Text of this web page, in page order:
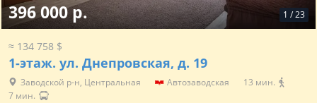
1 /23
396 000 р.
≈ 134 758 $
1-этаж. ул. Днепровская, д. 19
Заводской р-н, Центральная Автозаводская
13 мин.
7 мин.